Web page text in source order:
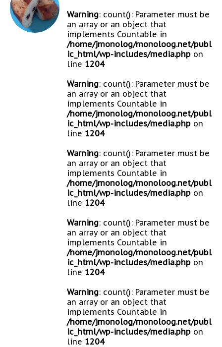
Warning: count(): Parameter must be
an array or an object that
implements Countable in
/home/jmonolog/monoloog.net/publ
ic_html/wp-includes/media.php on
line 1204
Warning: count(): Parameter must be
an array or an object that
implements Countable in
/home/jmonolog/monoloog.net/publ
ic_html/wp-includes/media.php on
line 1204
Warning: count(): Parameter must be
an array or an object that
implements Countable in
/home/jmonolog/monoloog.net/publ
ic_html/wp-includes/media.php on
line 1204
Warning: count(): Parameter must be
an array or an object that
implements Countable in
/home/jmonolog/monoloog.net/publ
ic_html/wp-includes/media.php on
line 1204
Warning: count(): Parameter must be
an array or an object that
implements Countable in
/home/jmonolog/monoloog.net/publ
ic_html/wp-includes/media.php on
line 1204